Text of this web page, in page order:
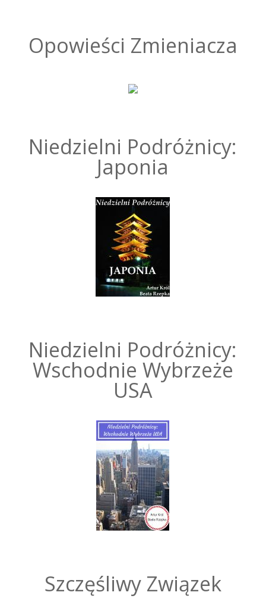
Opowieści Zmieniacza
Niedzielni Podróżnicy:
Japonia
Niedzielni Podróżnicy:
Wschodnie Wybrzeże
USA
Szczęśliwy Związek